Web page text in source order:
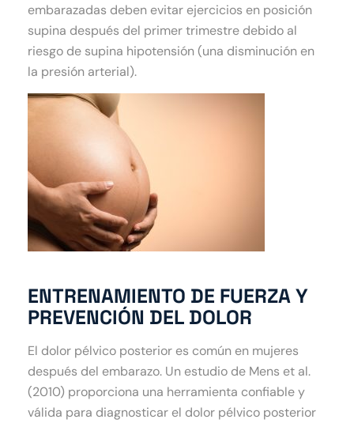
embarazadas deben evitar ejercicios en posición
supina después del primer trimestre debido al
riesgo de supina hipotensión (una disminución en
la presión arterial).
ENTRENAMIENTO DE FUERZA Y
PREVENCIÓN DEL DOLOR
El dolor pélvico posterior es común en mujeres
después del embarazo. Un estudio de Mens et al.
(2010) proporciona una herramienta confiable y
válida para diagnosticar el dolor pélvico posterior